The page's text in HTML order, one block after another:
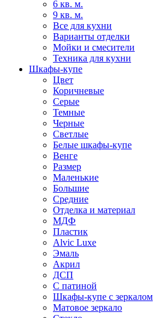
6 кв. м.
9 кв. м.
Все для кухни
Варианты отделки
Мойки и смесители
Техника для кухни
Шкафы-купе
Цвет
Коричневые
Серые
Темные
Черные
Светлые
Белые шкафы-купе
Венге
Размер
Маленькие
Большие
Средние
Отделка и материал
МДФ
Пластик
Alvic Luxe
Эмаль
Акрил
ДСП
С патиной
Шкафы-купе с зеркалом
Матовое зеркало